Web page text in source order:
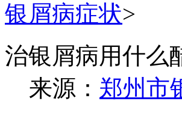
银屑病症状>
治银屑病用什么
来源： 郑州市